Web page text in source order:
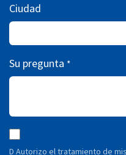
Ciudad
Su pregunta *
D Autorizo ​​el tratamiento de